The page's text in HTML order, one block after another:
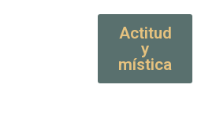
Actitud
y
mística